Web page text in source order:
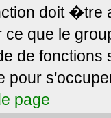
doit �tre
ce que le
de
pour
page